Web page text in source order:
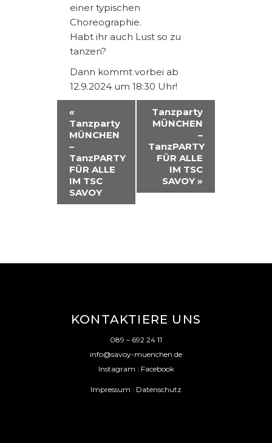
einer typischen
Choreographie.
Habt ihr auch Lust so zu
tanzen?
Dann kommt vorbei ab
12.9.2024 um 18:30 Uhr!
V
R
A
N
S
L
«
Tanzparty
MÜNCHEN
–
TanzPARTY
FÜR ALLE
IM TSC
SAVOY
Tanzparty
MÜNCHEN
–
TanzPARTY
FÜR ALLE
IM TSC
SAVOY»
KONTAKTIERE UNS
089 – 692 24 11
info@savoy-muenchen.de
Instagram | Facebook
Impressum | Datenschutz